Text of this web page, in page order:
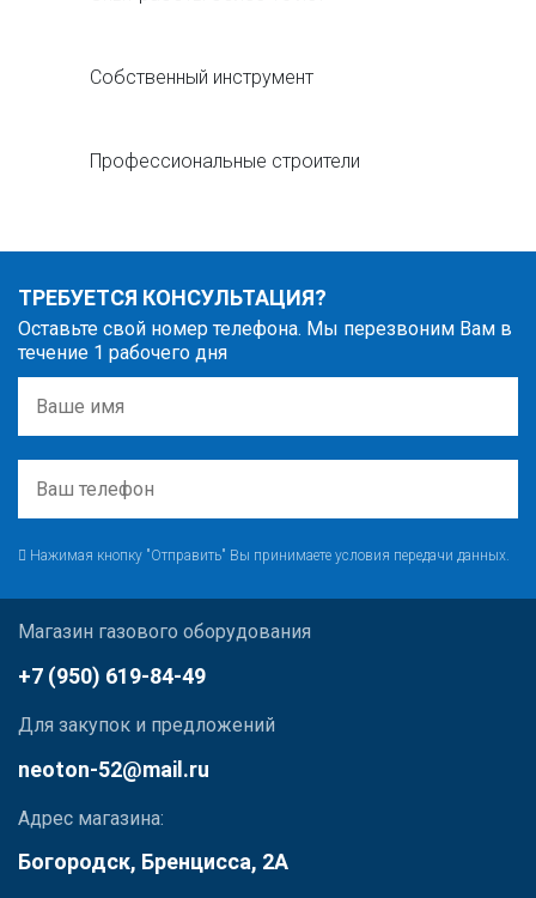
Собственный инструмент
Профессиональные строители
ТРЕБУЕТСЯ КОНСУЛЬТАЦИЯ?
Оставьте свой номер телефона. Мы перезвоним Вам в
течение 1 рабочего дня
Нажимая кнопку "Отправить" Вы принимаете условия передачи данных.
Магазин газового оборудования
+7 (950) 619-84-49
Для закупок и предложений
neoton-52@mail.ru
Адрес магазина:
Богородск, Бренцисса, 2А